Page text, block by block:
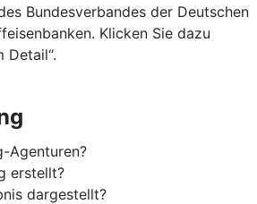
Bundesverbandes der Deutschen
Klicken Sie dazu
Detail“.
Agenturen?
erstellt?
dargestellt?